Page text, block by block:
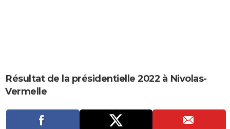
CARTE DE VOEUX
Carte de Noël
Carte Bonne année
Carte Saint-Valentin
Carte Pâques
Carte d'anniversaire
DICTIONNAIRE
Dictionnaire
Biographies
Expressions
Proverbes
PROGRAMME TV
Résultat de la présidentielle 2022 à Nivolas-
Vermelle